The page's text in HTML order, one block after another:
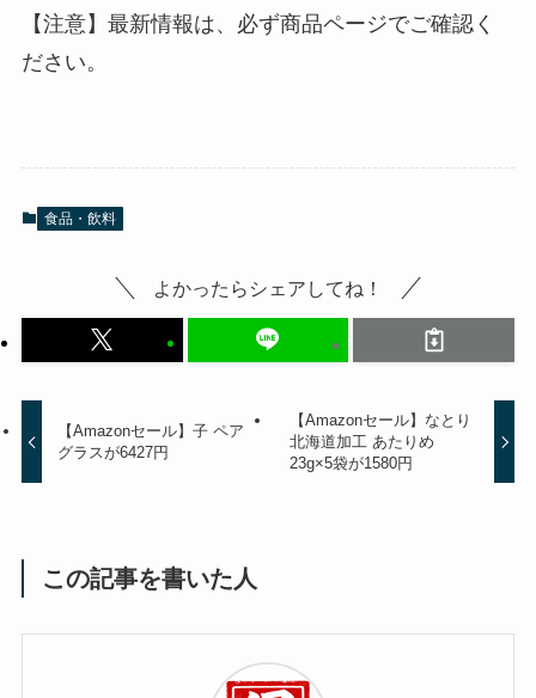
【注意】最新情報は、必ず商品ページでご確認く
ださい。
食品・飲料
よかったらシェアしてね！
【Amazonセール】子 ペア
グラスが6427円
【Amazonセール】なとり
北海道加工 あたりめ
23g×5袋が1580円
この記事を書いた人